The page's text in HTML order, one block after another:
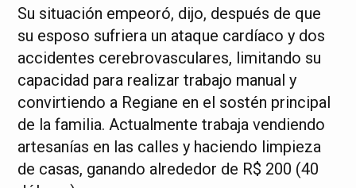
Su situación empeoró, dijo, después de que
su esposo sufriera un ataque cardíaco y dos
accidentes cerebrovasculares, limitando su
capacidad para realizar trabajo manual y
convirtiendo a Regiane en el sostén principal
de la familia. Actualmente trabaja vendiendo
artesanías en las calles y haciendo limpieza
de casas, ganando alrededor de R$ 200 (40